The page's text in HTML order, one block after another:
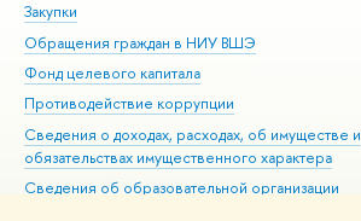
Закупки
Обращения граждан в НИУ ВШЭ
Фонд целевого капитала
Противодействие коррупции
Сведения о доходах, расходах, об имуществе и
обязательствах имущественного характера
Сведения об образовательной организации